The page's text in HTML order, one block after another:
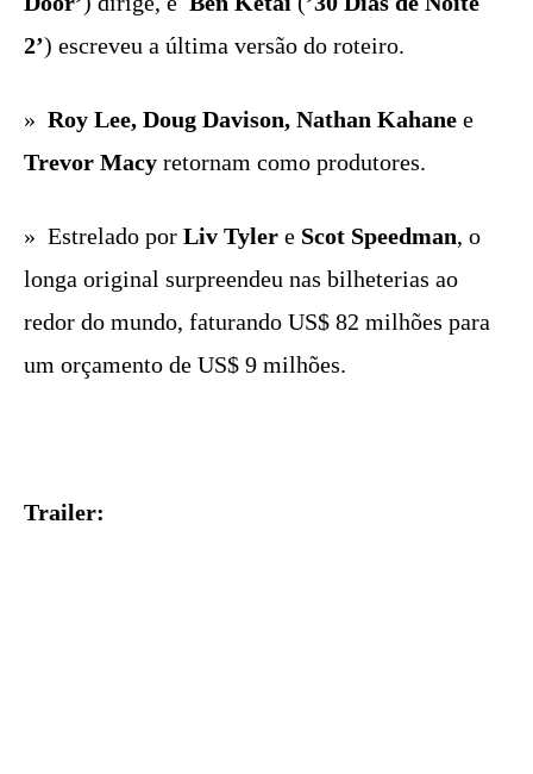
2’) escreveu a última versão do roteiro.
» Roy Lee, Doug Davison, Nathan Kahane e
Trevor Macy retornam como produtores.
» Estrelado por Liv Tyler e Scot Speedman, o
longa original surpreendeu nas bilheterias ao
redor do mundo, faturando US$ 82 milhões para
um orçamento de US$ 9 milhões.
Trailer: